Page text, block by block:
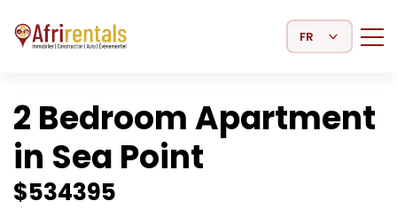
Select Language
2 Bedroom Apartment
in Sea Point
$534395